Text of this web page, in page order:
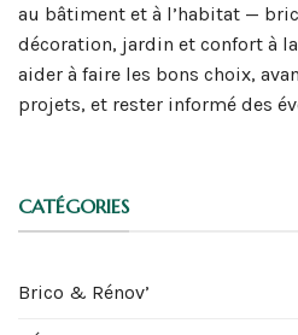
au bâtiment et à l’habitat —
décoration, jardin et confort à
aider à faire les bons choix,
projets, et rester informé des
CATÉGORIES
Brico & Rénov’